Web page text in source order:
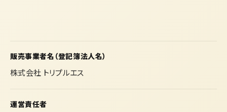
販売事業者名（登記簿法人名）
株式会社 トリプルエス
運営責任者